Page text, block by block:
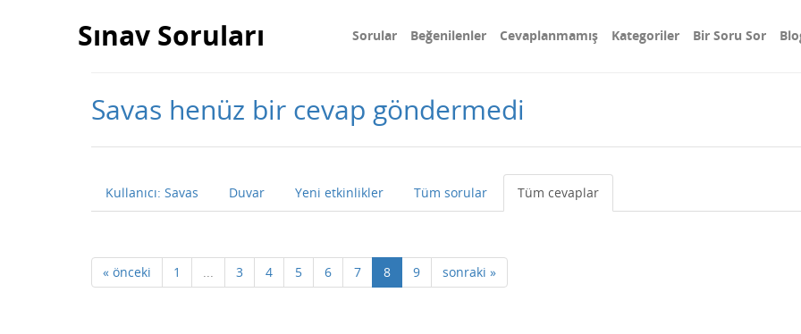
Sınav Soruları Sorular Beğenilenler Cevaplanmamış Kategoriler Bir Soru Sor
Savas henüz bir cevap göndermedi
Kullanıcı: Savas Duvar Yeni etkinlikler Tüm sorular Tüm cevaplar
« önceki 1 ... 3 4 5 6 7 8 9 sonraki »